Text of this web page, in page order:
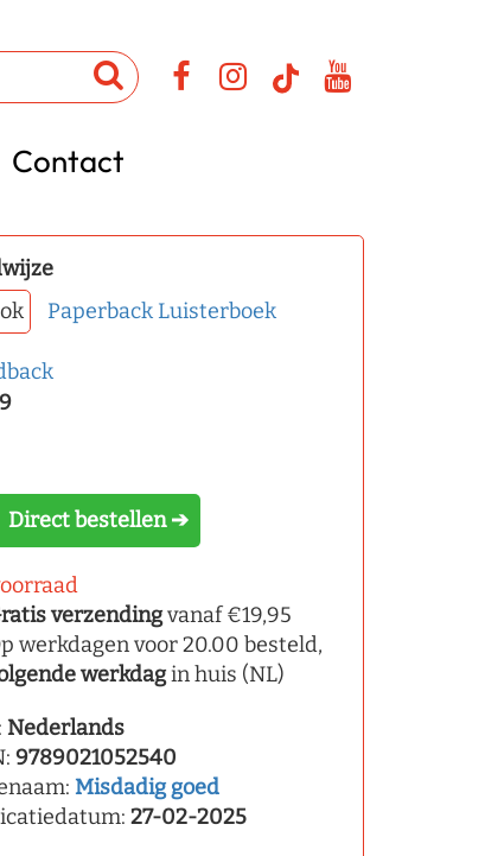
Contact
Paperback Luisterboek
Direct bestellen ➔
verzendingvanaf €19,95
werkdagen voor 20.00 besteld,
werkdagin huis (NL)
Nederlands
9789021052540
Misdadig goed
27-02-2025